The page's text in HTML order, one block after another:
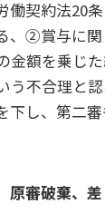
働契約法20
、②賞与に
金額を乗じ
う不合理と
下し、第二
原審破棄、